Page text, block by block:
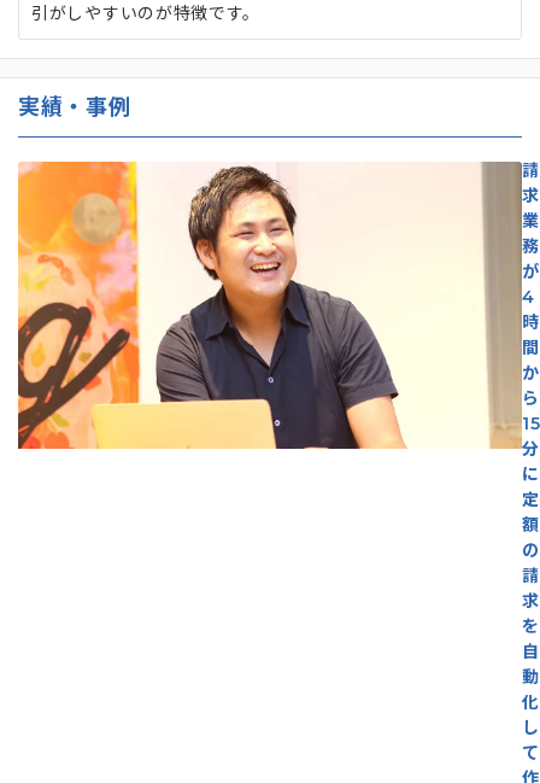
引がしやすいのが特徴です。
実績・事例
請
求
業
務
が
4
時
間
か
ら
15
分
定
額
の
請
求
を
自
動
化
し
て
作